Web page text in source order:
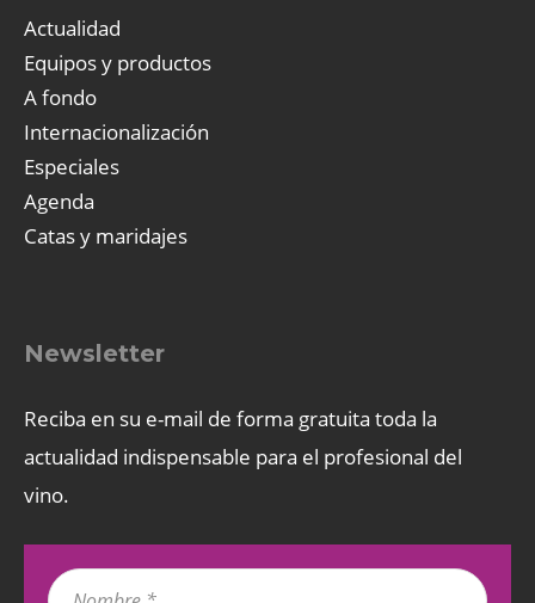
Actualidad
Equipos y productos
A fondo
Internacionalización
Especiales
Agenda
Catas y maridajes
Newsletter
Reciba en su e-mail de forma gratuita toda la
actualidad indispensable para el profesional del
vino.